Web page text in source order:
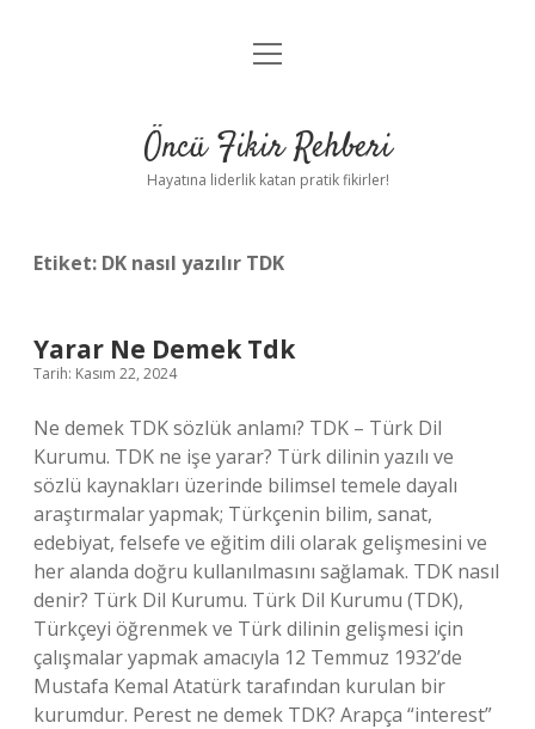
Anasayfa
Yasal Uyarı
menüyü
Öncü Fikir Rehberi
Hayatına liderlik katan pratik fikirler!
Etiket: DK nasıl yazılır TDK
Yarar Ne Demek Tdk
Tarih: Kasım 22, 2024
Ne demek TDK sözlük anlamı? TDK – Türk Dil
Kurumu. TDK ne işe yarar? Türk dilinin yazılı ve
sözlü kaynakları üzerinde bilimsel temele dayalı
araştırmalar yapmak; Türkçenin bilim, sanat,
edebiyat, felsefe ve eğitim dili olarak gelişmesini ve
her alanda doğru kullanılmasını sağlamak. TDK nasıl
denir? Türk Dil Kurumu. Türk Dil Kurumu (TDK),
Türkçeyi öğrenmek ve Türk dilinin gelişmesi için
çalışmalar yapmak amacıyla 12 Temmuz 1932’de
Mustafa Kemal Atatürk tarafından kurulan bir
kurumdur. Perest ne demek TDK? Arapça “interest”